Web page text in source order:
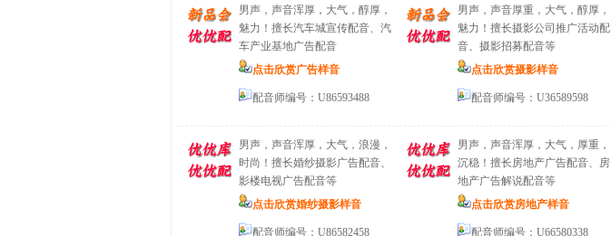
男声，声音浑厚，大气，醇厚，
魅力！擅长汽车城宣传配音、汽
车产业基地广告配音
点击欣赏广告样音
配音师编号：U86593488
男声，声音厚重，大气，醇厚，
魅力！擅长摄影公司推广活动配
音、摄影招募配音等
点击欣赏摄影样音
配音师编号：U36589598
男声，声音浑厚，大气，浪漫，
时尚！擅长婚纱摄影广告配音、
影楼电视广告配音等
点击欣赏婚纱摄影样音
配音师编号：U86582458
男声，声音浑厚，大气，厚重，
沉稳！擅长房地产广告配音、房
地产广告解说配音等
点击欣赏房地产样音
配音师编号：U66580338